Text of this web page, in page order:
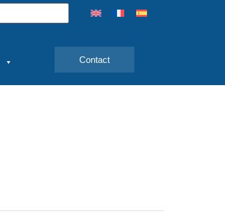
Contact